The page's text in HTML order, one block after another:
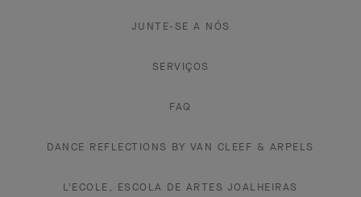
JUNTE-SE A NÓS
SERVIÇOS
FAQ
DANCE REFLECTIONS BY VAN CLEEF & ARPELS
L'ECOLE, ESCOLA DE ARTES JOALHEIRAS